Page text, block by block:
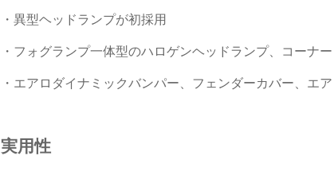
・異型ヘッドランプが初採用
・フォグランプ一体型のハロゲンヘッドランプ、コーナ
・エアロダイナミックバンパー、フェンダーカバー、エ
実用性